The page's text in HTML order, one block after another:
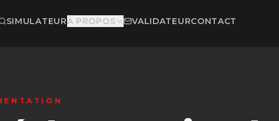
SIMULATEURÀ PROPOS VALIDATEURCONTACT